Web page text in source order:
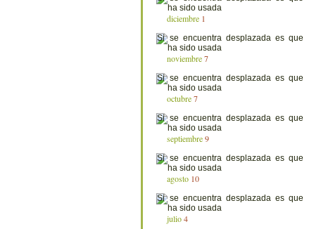
diciembre 1
noviembre 7
octubre 7
septiembre 9
agosto 10
julio 4